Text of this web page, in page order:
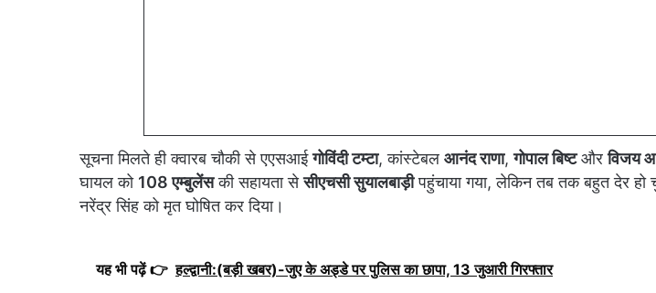
सूचना मिलते ही क्वारब चौकी से एएसआईगोविंदी टम्टा, कांस्टेबल आनंद राणा,गोपाल बिष्टऔरविजय
घायल को 108 एम्बुलेंसकी सहायता सेसीएचसी सुयालबाड़ीपहुंचाया गया, लेकिन तब तक बहुत देर हो
नरेंद्र सिंह को मृत घोषित कर दिया।
यह भी पढ़ें 👉 हल्द्वानी:(बड़ी खबर)-जुए के अड्डे पर पुलिस का छापा, 13 जुआरी गिरफ्तार